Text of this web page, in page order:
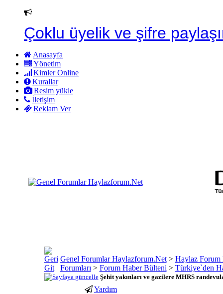
Çoklu üyelik ve şifre
Anasayfa
Yönetim
Kimler Online
Kurallar
Resim yükle
İletişim
Reklam Ver
Genel Forumlar Haylazforum.Net > Haylaz Forum
Forumları > Forum Haber Bülteni > Türkiye`den
Şehit yakınları ve gazilere MHRS
Yardım